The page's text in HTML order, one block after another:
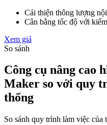
Cải thiện thông lượng
Cân bằng tốc độ với
Xem giá
So sánh
Công cụ nâng cao
Maker so với quy
thống
So sánh quy trình làm việc